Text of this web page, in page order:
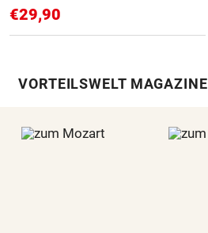
€29,90
VORTEILSWELT MAGAZINE